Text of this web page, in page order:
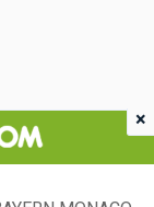
×